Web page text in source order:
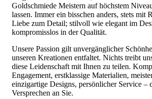
Goldschmiede Meistern auf höchstem
lassen. Immer ein bisschen anders, stets mit
Liebe zum Detail; stilvoll wie elegant im
kompromisslos in der Qualität.
Unsere Passion gilt unvergänglicher
unseren Kreationen entfaltet. Nichts treibt
diese Leidenschaft mit Ihnen zu teilen.
Engagement, erstklassige Materialien,
einzigartige Designs, persönlicher Service –
Versprechen an Sie.